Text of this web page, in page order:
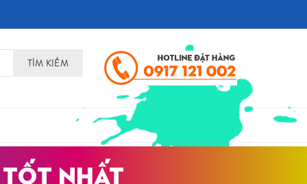
TÌM KIẾM
NHẤT